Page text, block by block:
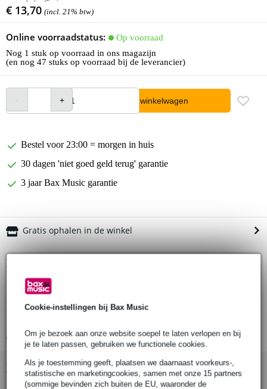
Cookie-instellingen bij Bax Music
Om je bezoek aan onze website soepel te laten verlopen en bij
je te laten passen, gebruiken we functionele cookies.
Als je toestemming geeft, plaatsen we daarnaast voorkeurs-,
statistische en marketingcookies, samen met onze 15 partners
(sommige bevinden zich buiten de EU, waaronder de
€ 13,70 (incl. 21% btw)
Online voorraadstatus:
Op voorraad
Nog 1 stuk op voorraad in ons magazijn
(en nog 47 stuks op voorraad bij de leverancier)
In winkelwagen
Bestel voor 23:00 = morgen in huis
30 dagen 'niet goed geld terug' garantie
3 jaar Bax Music garantie
Gratis ophalen in de winkel
Productinformatie
XLR kabel
impedantie: AES 110 Ohm
Bekijk alle productspecificaties
Bekijk ook eens (7)